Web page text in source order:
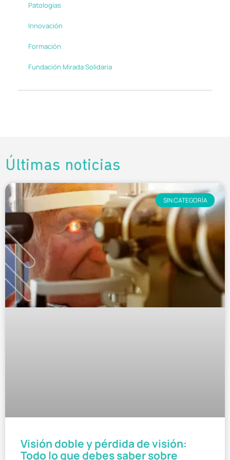
Patologías
Innovación
Formación
Fundación Mirada Solidaria
Últimas noticias
SIN CATEGORÍA
Visión doble y pérdida de visión:
Todo lo que debes saber sobre